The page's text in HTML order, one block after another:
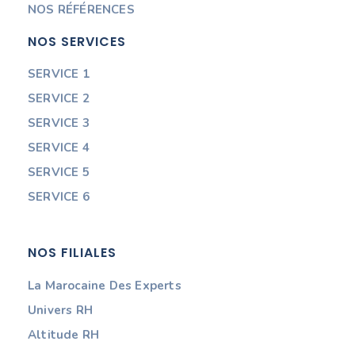
NOS RÉFÉRENCES
NOS SERVICES
SERVICE 1
SERVICE 2
SERVICE 3
SERVICE 4
SERVICE 5
SERVICE 6
NOS FILIALES
La Marocaine Des Experts
Univers RH
Altitude RH